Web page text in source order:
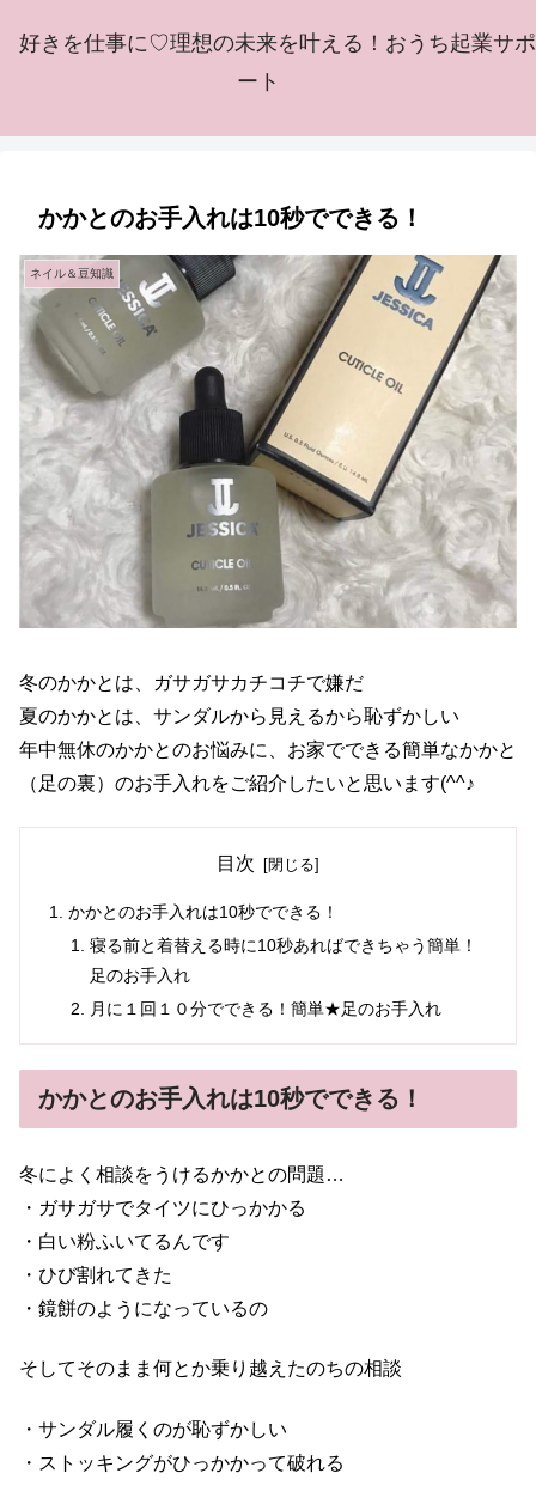
好きを仕事に♡理想の未来を叶える！おうち起業サポ
ート
かかとのお手入れは10秒でできる！
ネイル＆豆知識
冬のかかとは、ガサガサカチコチで嫌だ
夏のかかとは、サンダルから見えるから恥ずかしい
年中無休のかかとのお悩みに、お家でできる簡単なかかと
（足の裏）のお手入れをご紹介したいと思います(^^♪
目次
かかとのお手入れは10秒でできる！
寝る前と着替える時に10秒あればできちゃう簡単！
足のお手入れ
月に１回１０分でできる！簡単★足のお手入れ
かかとのお手入れは10秒でできる！
冬によく相談をうけるかかとの問題…
・ガサガサでタイツにひっかかる
・白い粉ふいてるんです
・ひび割れてきた
・鏡餅のようになっているの
そしてそのまま何とか乗り越えたのちの相談
・サンダル履くのが恥ずかしい
・ストッキングがひっかかって破れる